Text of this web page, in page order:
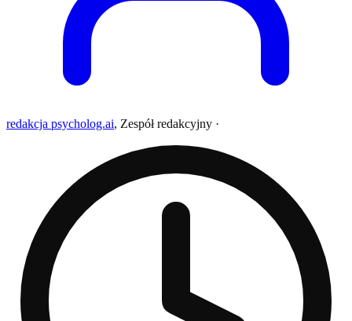
redakcja psycholog.ai, Zespół redakcyjny ·